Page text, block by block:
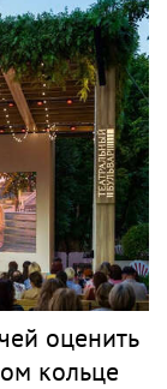
оценить
кольце